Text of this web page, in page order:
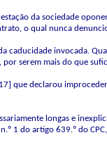
da sociedade
o qual nunca
invocada.
serem mais do que
que declarou
longas e
1 do artigo 639.º do